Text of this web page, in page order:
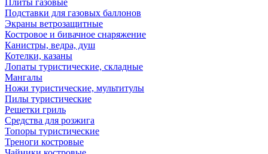
Плиты газовые
Подставки для газовых баллонов
Экраны ветрозащитные
Костровое и бивачное снаряжение
Канистры, ведра, душ
Котелки, казаны
Лопаты туристические, складные
Мангалы
Ножи туристические, мультитулы
Пилы туристические
Решетки гриль
Средства для розжига
Топоры туристические
Треноги костровые